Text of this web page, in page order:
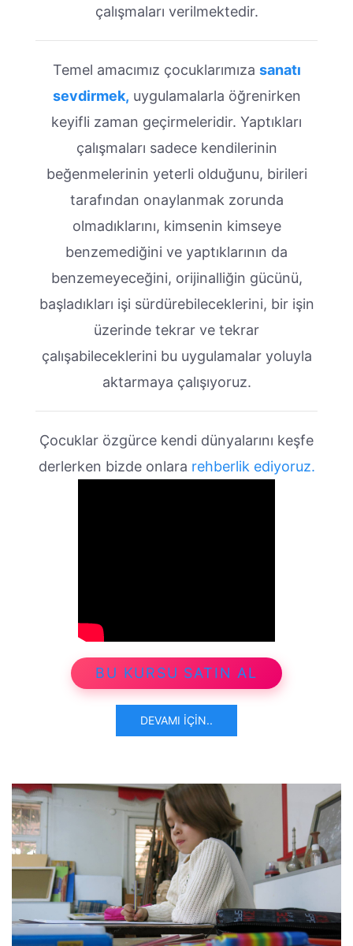
çalışmaları verilmektedir.
Temel amacımız çocuklarımıza sanatı
sevdirmek, uygulamalarla öğrenirken
keyifli zaman geçirmeleridir. Yaptıkları
çalışmaları sadece kendilerinin
beğenmelerinin yeterli olduğunu, birileri
tarafından onaylanmak zorunda
olmadıklarını, kimsenin kimseye
benzemediğini ve yaptıklarının da
benzemeyeceğini, orijinalliğin gücünü,
başladıkları işi sürdürebileceklerini, bir işin
üzerinde tekrar ve tekrar
çalışabileceklerini bu uygulamalar yoluyla
aktarmaya çalışıyoruz.
Çocuklar özgürce kendi dünyalarını keşfe
derlerken bizde onlara rehberlik ediyoruz.
BU KURSU SATIN AL
DEVAMI İÇIN..